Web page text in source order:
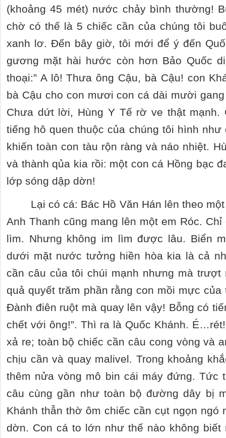
(khoảng 45 mét) nước chảy bình thường!
chờ có thế là 5 chiếc cần của chúng tôi
xanh lơ. Đến bây giờ, tôi mới để ý đến
gương mặt hài hước còn hơn Bảo Quốc
thoại:” A lô! Thưa ông Cậu, bà Cậu! con
bà Cậu cho con mươi con cá dài mười
Chưa dứt lời, Hùng Y Tế rờ ve thật mạnh.
tiếng hô quen thuộc của chúng tôi hình
khiến toàn con tàu rộn ràng và náo nhiệt.
và thành qủa kia rồi: một con cá Hồng bạc
lớp sóng dập dờn!
Lại có cá: Bác Hồ Văn Hán lên theo
Anh Thanh cũng mang lên một em Róc.
lìm. Nhưng không im lìm được lâu. Biển
dưới mặt nước tưởng hiền hòa kia là cả
cần câu của tôi chúi mạnh nhưng mà trượt
quả quyết trăm phần rằng con mồi mực
Đành điên ruột mà quay lên vậy! Bỗng có
chết với ông!”. Thì ra là Quốc Khánh.
xả re; toàn bộ chiếc cần câu cong vòng và
chịu cần và quay malivel. Trong khoảng
thêm nửa vòng mô bin cái máy đứng. Tức
câu cùng gần như toàn bộ đường dây bị
Khánh thẫn thờ ôm chiếc cần cụt ngọn ngó
dờn. Con cá to lớn như thế nào không biết